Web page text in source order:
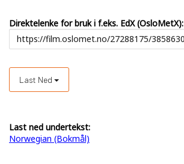
Direktelenke for bruk i f.eks. EdX (OsloMetX):
Last Ned
Last ned undertekst:
Norwegian (Bokmål)